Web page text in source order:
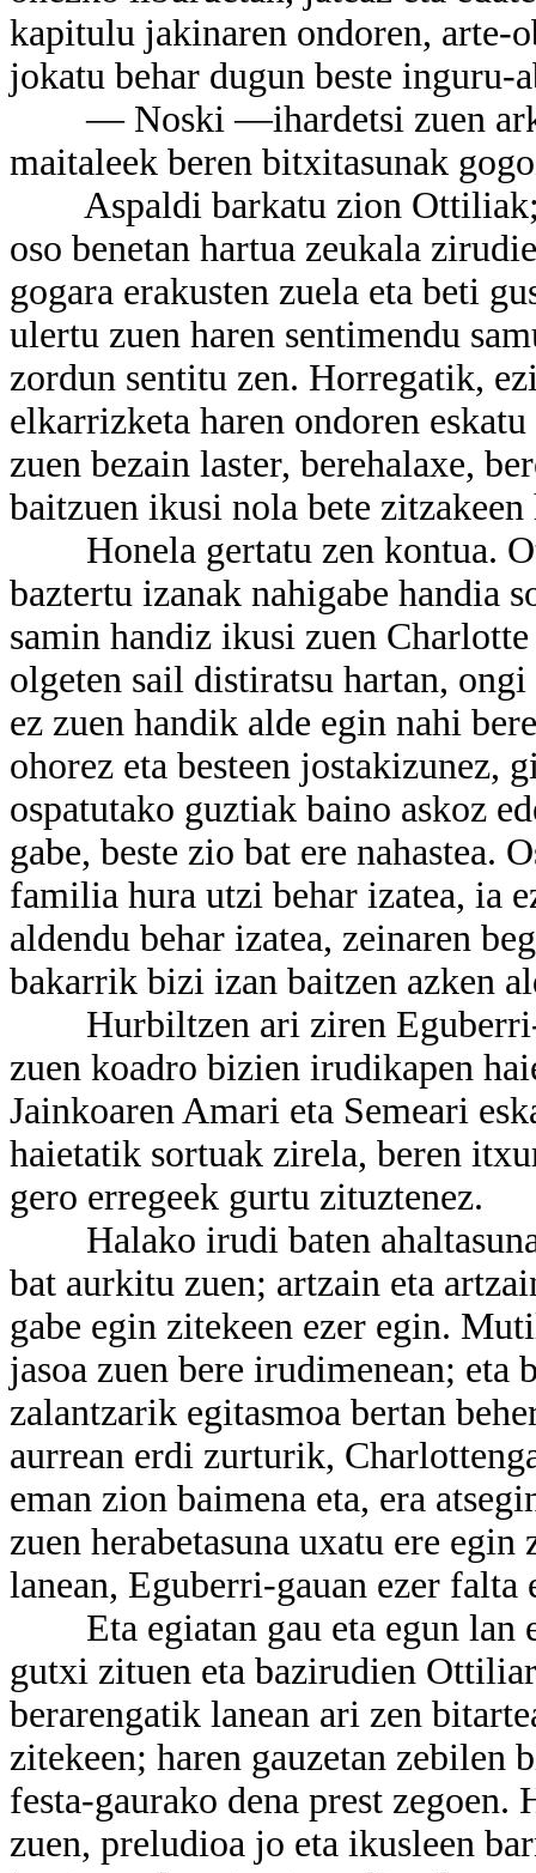
kapitulu jakinaren ondoren, arte-
jokatu behar dugun beste inguru-
— Noski —ihardetsi zuen
maitaleek beren bitxitasunak
Aspaldi barkatu zion Ottiliak;
oso benetan hartua zeukala
gogara erakusten zuela eta beti
ulertu zuen haren sentimendu
zordun sentitu zen. Horregatik,
elkarrizketa haren ondoren
zuen bezain laster, berehalaxe,
baitzuen ikusi nola bete
Honela gertatu zen kontua.
baztertu izanak nahigabe handia
samin handiz ikusi zuen
olgeten sail distiratsu hartan,
ez zuen handik alde egin nahi
ohorez eta besteen jostakizunez,
ospatutako guztiak baino askoz
gabe, beste zio bat ere nahastea.
familia hura utzi behar izatea, ia
aldendu behar izatea, zeinaren
bakarrik bizi izan baitzen azken
Hurbiltzen ari ziren Eguberri-
zuen koadro bizien irudikapen
Jainkoaren Amari eta Semeari
haietatik sortuak zirela, beren
gero erregeek gurtu zituztenez.
Halako irudi baten ahaltasuna
bat aurkitu zuen; artzain eta
gabe egin zitekeen ezer egin.
jasoa zuen bere irudimenean; eta
zalantzarik egitasmoa bertan
aurrean erdi zurturik,
eman zion baimena eta, era
zuen herabetasuna uxatu ere
lanean, Eguberri-gauan ezer falta
Eta egiatan gau eta egun lan
gutxi zituen eta bazirudien
berarengatik lanean ari zen
zitekeen; haren gauzetan zebilen
festa-gaurako dena prest
zuen, preludioa jo eta ikusleen